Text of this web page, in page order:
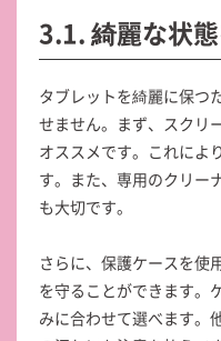
3.1. 綺麗な状
タブレットを綺麗に保つ
せません。まず、スクリ
オススメです。これによ
す。また、専用のクリー
も大切です。
さらに、保護ケースを使
を守ることができます。
みに合わせて選べます。